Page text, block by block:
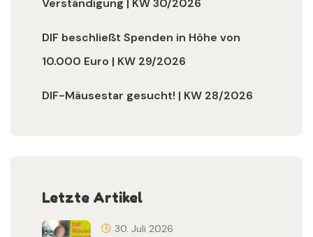
Verständigung | KW 30/2026
DIF beschließt Spenden in Höhe von
10.000 Euro | KW 29/2026
DIF-Mäusestar gesucht! | KW 28/2026
Letzte Artikel
30. Juli 2026